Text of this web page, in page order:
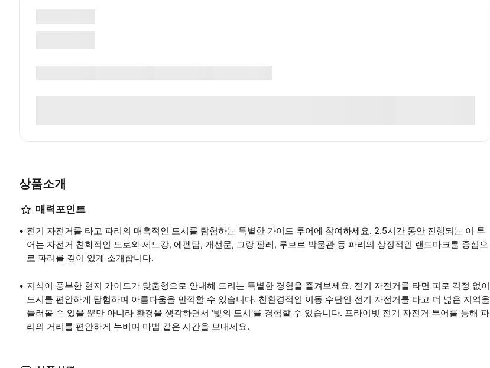
상품소개
매력포인트
전기 자전거를 타고 파리의 매혹적인 도시를 탐험하는 특별한 가이드 투어에 참여하세요. 2.5시간 동안 진행되는 이 투
어는 자전거 친화적인 도로와 세느강, 에펠탑, 개선문, 그랑 팔레, 루브르 박물관 등 파리의 상징적인 랜드마크를 중심으
로 파리를 깊이 있게 소개합니다.
지식이 풍부한 현지 가이드가 맞춤형으로 안내해 드리는 특별한 경험을 즐겨보세요. 전기 자전거를 타면 피로 걱정 없이
도시를 편안하게 탐험하며 아름다움을 만끽할 수 있습니다. 친환경적인 이동 수단인 전기 자전거를 타고 더 넓은 지역을
둘러볼 수 있을 뿐만 아니라 환경을 생각하면서 '빛의 도시'를 경험할 수 있습니다. 프라이빗 전기 자전거 투어를 통해 파
리의 거리를 편안하게 누비며 마법 같은 시간을 보내세요.